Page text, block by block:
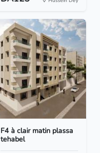
F4 à clair matin plassa
tehabel